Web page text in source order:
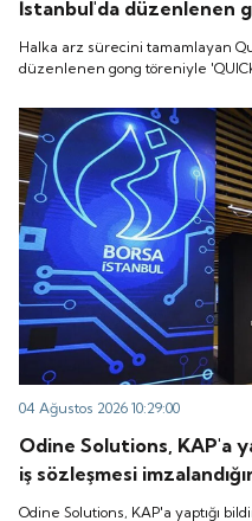
İstanbul'da düzenlenen
koduyla işlem görmeye
Halka arz sürecini tamamlayan
düzenlenen gong töreniyle
04 Ağustos 2026 10:29:00
Odine Solutions, KAP'a
iş sözleşmesi
Odine Solutions, KAP'a yaptığı